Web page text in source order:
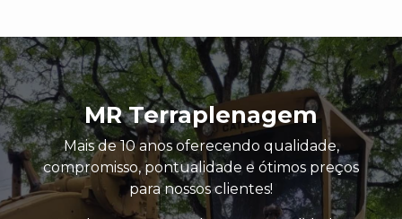
MR Terraplenagem
Mais de 10 anos oferecendo qualidade,
compromisso, pontualidade e ótimos preços
para nossos clientes!